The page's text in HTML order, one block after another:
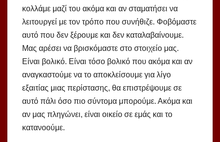
κολλάμε μαζί του ακόμα και αν σταματήσει να
λειτουργεί με τον τρόπο που συνήθιζε. Φοβόμαστε
αυτό που δεν ξέρουμε και δεν καταλαβαίνουμε.
Μας αρέσει να βρισκόμαστε στο στοιχείο μας.
Είναι βολικό. Είναι τόσο βολικό που ακόμα και αν
αναγκαστούμε να το αποκλείσουμε για λίγο
εξαιτίας μιας περίστασης, θα επιστρέψουμε σε
αυτό πάλι όσο πιο σύντομα μπορούμε. Ακόμα και
αν μας πληγώνει, είναι οικείο σε εμάς και το
κατανοούμε.